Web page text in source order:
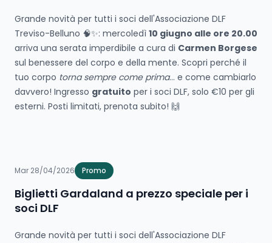
Grande novità per tutti i soci dell'Associazione DLF
Treviso-Belluno 🧠✨: mercoledì 10 giugno alle ore 20.00
arriva una serata imperdibile a cura di Carmen Borgese
sul benessere del corpo e della mente. Scopri perché il
tuo corpo torna sempre come prima... e come cambiarlo
davvero! Ingresso gratuito per i soci DLF, solo €10 per gli
esterni. Posti limitati, prenota subito! 🙌
Mar 28/04/2026 Promo
Biglietti Gardaland a prezzo speciale per i
soci DLF
Grande novità per tutti i soci dell'Associazione DLF